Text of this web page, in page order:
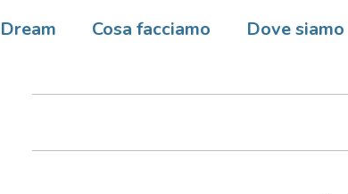
Cosa facciamo Dove siamo
Corso di Formazione